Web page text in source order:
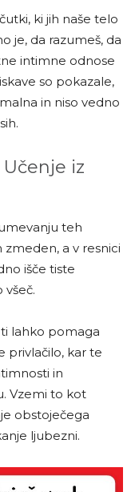
ki jih naše telo
je, da razumeš, da
intimne odnose
so pokazale,
in niso vedno
iz
teh
zmeden, a v resnici
išče tiste
lahko pomaga
privlačilo, kar te
in
Vzemi to kot
obstoječega
ljubezni.